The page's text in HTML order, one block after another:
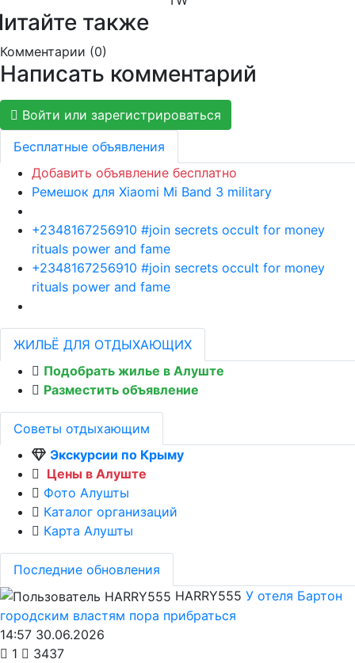
также
Комментарии (0)
Написать комментарий
Войти или зарегистрироваться
Бесплатные объявления
Добавить объявление бесплатно
Ремешок для Xiaomi Mi Band 3 military
+2348167256910 #join secrets occult for money
rituals power and fame
+2348167256910 #join secrets occult for money
rituals power and fame
ЖИЛЬЁ ДЛЯ ОТДЫХАЮЩИХ
Подобрать жилье в Алуште
Разместить объявление
Советы отдыхающим
Экскурсии по Крыму
Цены в Алуште
Фото Алушты
Каталог организаций
Карта Алушты
Последние обновления
HARRY555 У отеля Бартон
городским властям пора прибраться
14:57 30.06.2026
1
3437